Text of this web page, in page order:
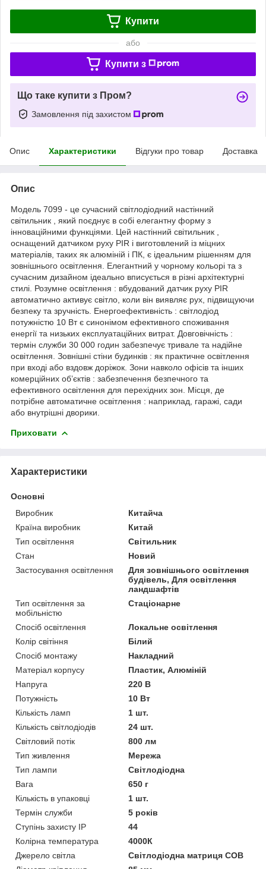
Купити
або
Купити з
Що таке купити з Пром?
Замовлення під захистом
Опис Характеристики Відгуки про товар Доставка
Опис
Модель 7099 - це сучасний світлодіодний настінний
світильник , який поєднує в собі елегантну форму з
інноваційними функціями. Цей настінний світильник ,
оснащений датчиком руху PIR і виготовлений із міцних
матеріалів, таких як алюміній і ПК, є ідеальним рішенням для
зовнішнього освітлення. Елегантний у чорному кольорі та з
сучасним дизайном ідеально вписується в різні архітектурні
стилі. Розумне освітлення : вбудований датчик руху PIR
автоматично активує світло, коли він виявляє рух, підвищуючи
безпеку та зручність. Енергоефективність : світлодіод
потужністю 10 Вт є синонімом ефективного споживання
енергії та низьких експлуатаційних витрат. Довговічність :
термін служби 30 000 годин забезпечує тривале та надійне
освітлення. Зовнішні стіни будинків : як практичне освітлення
при вході або вздовж доріжок. Зони навколо офісів та інших
комерційних об’єктів : забезпечення безпечного та
ефективного освітлення для перехідних зон. Місця, де
потрібне автоматичне освітлення : наприклад, гаражі, сади
або внутрішні дворики.
Приховати
Характеристики
Основні
Виробник
Китайча
Країна виробник
Китай
Тип освітлення
Світильник
Стан
Новий
Застосування освітлення
Для зовнішнього освітлення
будівель, Для освітлення
ландшафтів
Тип освітлення за
мобільністю
Стаціонарне
Спосіб освітлення
Локальне освітлення
Колір світіння
Білий
Спосіб монтажу
Накладний
Матеріал корпусу
Пластик, Алюміній
Напруга
220 В
Потужність
10 Вт
Кількість ламп
1 шт.
Кількість світлодіодів
24 шт.
Світловий потік
800 лм
Тип живлення
Мережа
Тип лампи
Світлодіодна
Вага
650 г
Кількість в упаковці
1 шт.
Термін служби
5 років
Ступінь захисту IP
44
Колірна температура
4000К
Джерело світла
Світлодіодна матриця COB